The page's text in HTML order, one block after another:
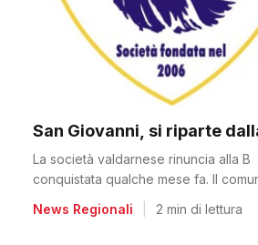
San Giovanni, si riparte
La società valdarnese rinuncia alla B
conquistata qualche mese fa. Il
News Regionali 2 min di lettura